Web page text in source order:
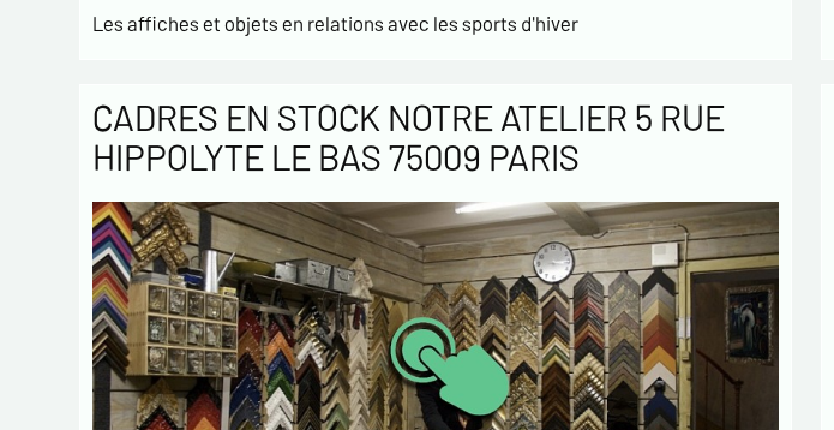
Les affiches et objets en relations avec les sports d'hiver
CADRES EN STOCK NOTRE ATELIER 5 RUE
HIPPOLYTE LE BAS 75009 PARIS